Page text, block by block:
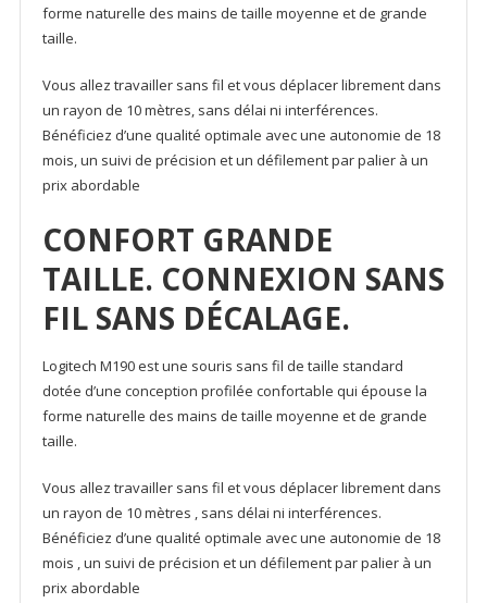
forme naturelle des mains de taille moyenne et de grande
taille.
Vous allez travailler sans fil et vous déplacer librement dans
un rayon de 10 mètres, sans délai ni interférences.
Bénéficiez d’une qualité optimale avec une autonomie de 18
mois, un suivi de précision et un défilement par palier à un
prix abordable
CONFORT GRANDE
TAILLE. CONNEXION SANS
FIL SANS DÉCALAGE.
Logitech M190 est une souris sans fil de taille standard
dotée d’une conception profilée confortable qui épouse la
forme naturelle des mains de taille moyenne et de grande
taille.
Vous allez travailler sans fil et vous déplacer librement dans
un rayon de 10 mètres , sans délai ni interférences.
Bénéficiez d’une qualité optimale avec une autonomie de 18
mois , un suivi de précision et un défilement par palier à un
prix abordable